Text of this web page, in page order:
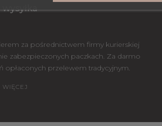
za pośrednictwem firmy kurierskiej
zabezpieczonych paczkach. Za darmo
opłaconych przelewem tradycyjnym.
WIĘCEJ